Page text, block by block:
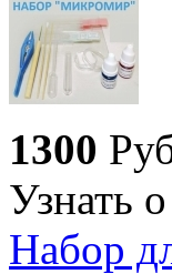
1300
Узнать
Набор